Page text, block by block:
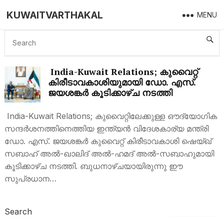
KUWAITVARTHAKAL MENU
INDIA-KUWAIT RELATIONS
India-Kuwait Relations; കുവൈറ്റ്
കിരീടാവകാശിയുമായി ഡോ. എസ്.
ജയശങ്കർ കൂടിക്കാഴ്ച നടത്തി
India-Kuwait Relations; കുവൈറ്റിലേക്കുള്ള ഔദ്യോഗിക
സന്ദർശനത്തിനെത്തിയ ഇന്ത്യൻ വിദേശകാര്യ മന്ത്രി
ഡോ. എസ്. ജയശങ്കർ കുവൈറ്റ് കിരീടാവകാശി ഷെയ്ഖ്
സബാഹ് അൽ-ഖാലിദ് അൽ-ഹമദ് അൽ-സബാഹുമായി
കൂടിക്കാഴ്ച നടത്തി. ബുധനാഴ്ചയായിരുന്നു ഈ
സുപ്രധാന…
Search